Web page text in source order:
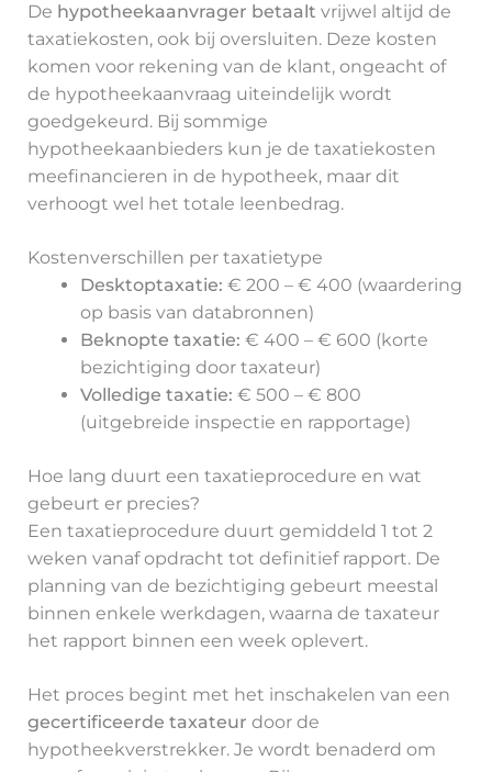
De hypotheekaanvrager betaalt vrijwel altijd de
taxatiekosten, ook bij oversluiten. Deze kosten
komen voor rekening van de klant, ongeacht of
de hypotheekaanvraag uiteindelijk wordt
goedgekeurd. Bij sommige
hypotheekaanbieders kun je de taxatiekosten
meefinancieren in de hypotheek, maar dit
verhoogt wel het totale leenbedrag.
Kostenverschillen per taxatietype
Desktoptaxatie: € 200 – € 400 (waardering
op basis van databronnen)
Beknopte taxatie: € 400 – € 600 (korte
bezichtiging door taxateur)
Volledige taxatie: € 500 – € 800
(uitgebreide inspectie en rapportage)
Hoe lang duurt een taxatieprocedure en wat
gebeurt er precies?
Een taxatieprocedure duurt gemiddeld 1 tot 2
weken vanaf opdracht tot definitief rapport. De
planning van de bezichtiging gebeurt meestal
binnen enkele werkdagen, waarna de taxateur
het rapport binnen een week oplevert.
Het proces begint met het inschakelen van een
gecertificeerde taxateur door de
hypotheekverstrekker. Je wordt benaderd om